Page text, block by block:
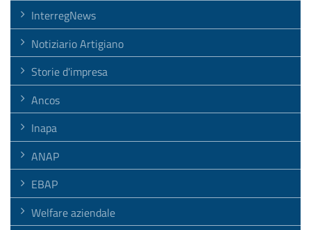
InterregNews
Notiziario Artigiano
Storie d'impresa
Ancos
Inapa
ANAP
EBAP
Welfare aziendale